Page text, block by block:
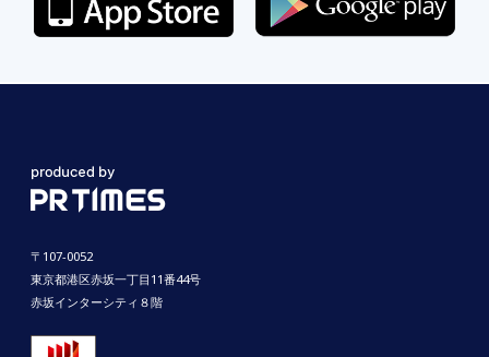
〒107-0052
東京都港区赤坂一丁目11番44号
赤坂インターシティ８階